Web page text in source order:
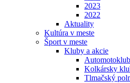
2023
2022
Aktuality
Kultúra v meste
Šport v meste
Kluby a akcie
Automotoklub
Kolkársky
Tlmačský